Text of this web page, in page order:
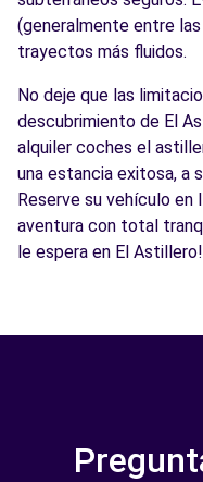
(generalmente entre
trayectos más fluidos.
No deje que las
descubrimiento de El
alquiler coches el
una estancia exitosa, a
Reserve su vehículo en
aventura con total
le espera en El Astillero!